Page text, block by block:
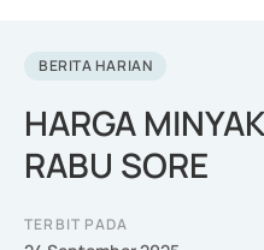
BERITA HARIAN
HARGA
RABU SORE
TERBIT PADA